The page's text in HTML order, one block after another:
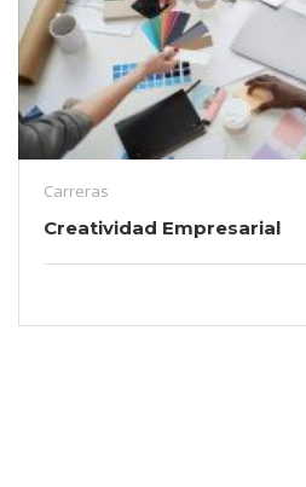
Carreras
Creatividad Empresarial